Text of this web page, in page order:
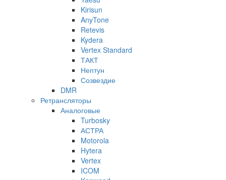
Kirisun
AnyTone
Retevis
Kydera
Vertex Standard
ТАКТ
Нептун
Созвездие
DMR
Ретрансляторы
Аналоговые
Turbosky
АСТРА
Motorola
Hytera
Vertex
ICOM